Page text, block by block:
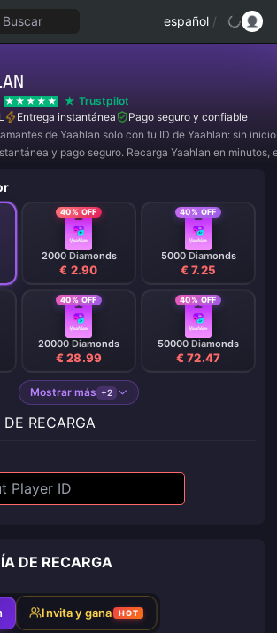
Buscar español /
Trustpilot
Entrega instantánea
Pago seguro y confiable
de Yaahlan solo con tu ID de Yaahlan: sin
y pago seguro. Recarga Yaahlan en minutos,
40% OFF
2000 Diamonds
€ 2.90
40% OFF
5000 Diamonds
€ 7.25
40% OFF
20000 Diamonds
€ 28.99
40% OFF
50000 Diamonds
€ 72.47
Mostrar más +2
RECARGA
DE RECARGA
Invita y gana HOT